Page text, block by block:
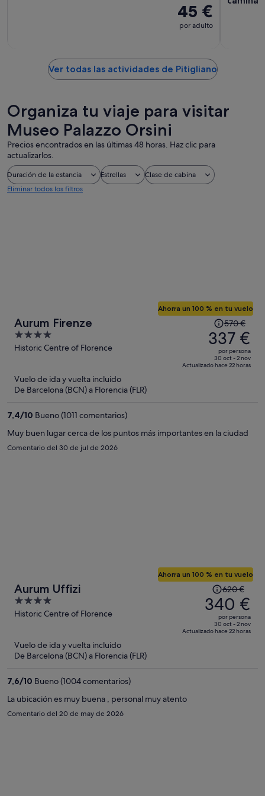
45 €
por adulto
Ver todas las actividades de Pitigliano
Organiza tu viaje para visitar
Museo Palazzo Orsini
Precios encontrados en las últimas 48 horas. Haz clic para
actualizarlos.
Duración de la estancia Estrellas
Clase de cabina
Eliminar todos los filtros
Aurum Firenze
4
out
Historic Centre of Florence
Ahorra un 100 % en tu vuelo
El
precio
era
de
570 €,
por
570 €
337 €
por persona
30 oct - 2 nov
Actualizado hace 22 horas
Vuelo de ida y vuelta incluido
De Barcelona (BCN) a Florencia (FLR)
7,4/10 Bueno (1011 comentarios)
Muy buen lugar cerca de los puntos más importantes en la ciudad
Comentario del 30 de jul de 2026
Aurum Uffizi
4
out
Historic Centre of Florence
Ahorra un 100 % en tu vuelo
precio
era
de
620 €,
620 €
340 €
por persona
30 oct - 2 nov
Actualizado hace 22 horas
Vuelo de ida y vuelta incluido
De Barcelona (BCN) a Florencia (FLR)
7,6/10 Bueno (1004 comentarios)
La ubicación es muy buena , personal muy atento
Comentario del 20 de may de 2026